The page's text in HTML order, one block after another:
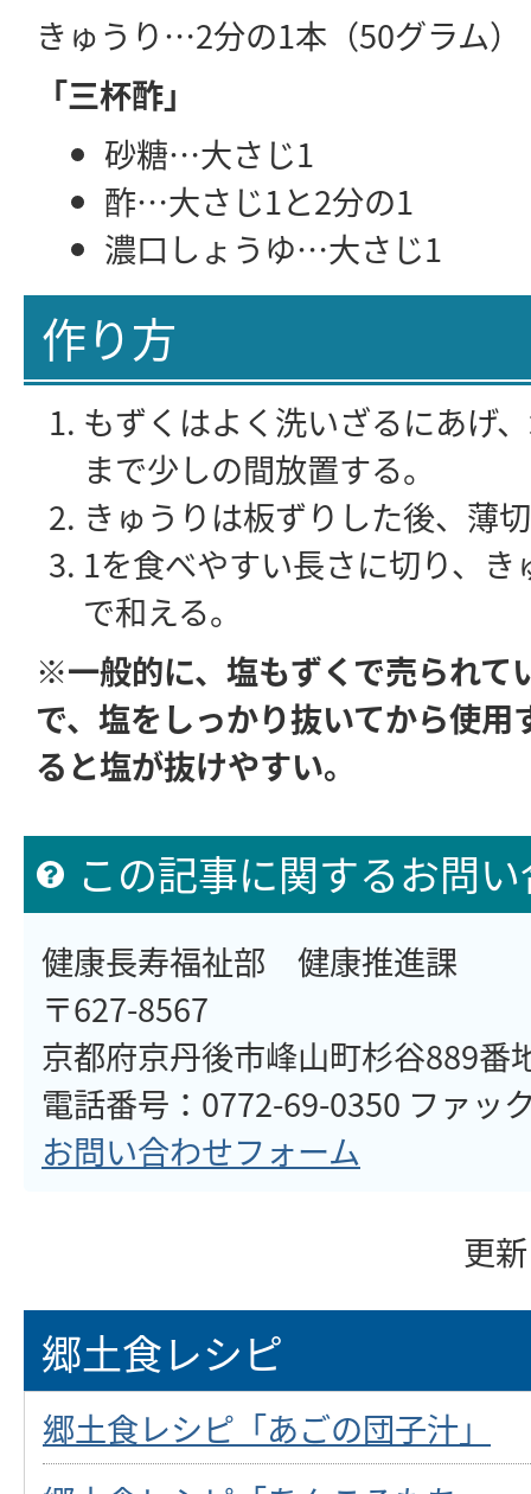
きゅうり…2分の1本（50グラム）
「三杯酢」
砂糖…大さじ1
酢…大さじ1と2分の1
濃口しょうゆ…大さじ1
作り方
もずくはよく洗いざるにあげ
まで少しの間放置する。
きゅうりは板ずりした後、薄
1を食べやすい長さに切り、
で和える。
※一般的に、塩もずくで売られて
で、塩をしっかり抜いてから使用
ると塩が抜けやすい。
この記事に関するお問
健康長寿福祉部 健康推進課
〒627-8567
京都府京丹後市峰山町杉谷889番
電話番号：0772-69-0350 ファッ
お問い合わせフォーム
更
郷土食レシピ
郷土食レシピ「あごの団子汁」